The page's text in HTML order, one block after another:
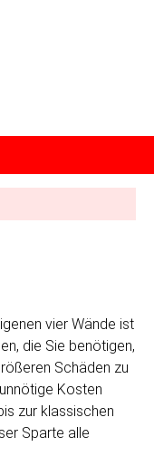
vier Wände ist
die Sie benötigen,
Schäden zu
Kosten
zur klassischen
Sparte alle